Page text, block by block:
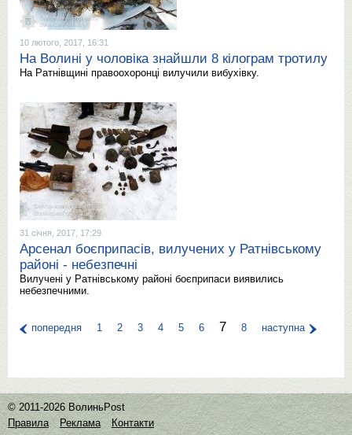
10 лютого, 2017, 16:31
На Волині у чоловіка знайшли 8 кілограм тротилу
На Ратнівщині правоохоронці вилучили вибухівку.
31 січня, 2017, 17:29
Арсенал боєприпасів, вилучених у Ратнівському
районі - небезпечні
Вилучені у Ратнівському районі боєприпаси виявились
небезпечними.
попередня 1 2 3 4 5 6 7 8 наступна
© 2011-2026 ВолиньPost
Правила
Реклама Контакти